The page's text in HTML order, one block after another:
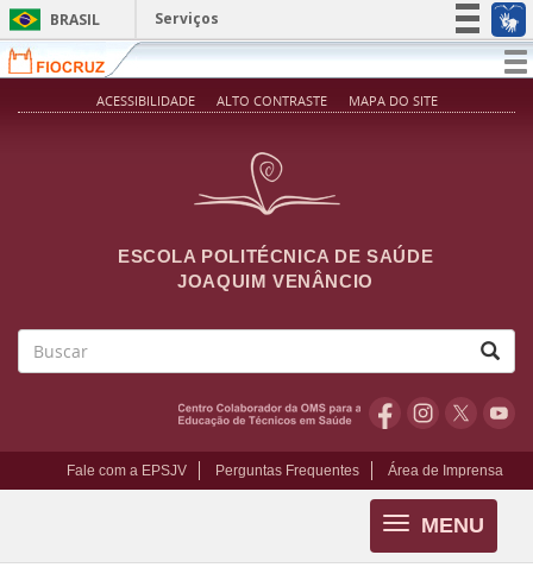
Pular para o conteúdo principal
BRASIL
Serviços
Simplifique!
Participe
ACESSIBILIDADE ALTO CONTRASTE MAPA DO SITE
ESCOLA POLITÉCNICA DE SAÚDE
JOAQUIM VENÂNCIO
Fale com a EPSJV Perguntas Frequentes Área de Imprensa
MENU
Toggle
navigation